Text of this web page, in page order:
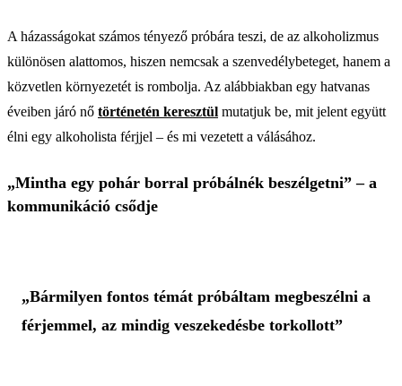
A házasságokat számos tényező próbára teszi, de az alkoholizmus
különösen alattomos, hiszen nemcsak a szenvedélybeteget, hanem a
közvetlen környezetét is rombolja. Az alábbiakban egy hatvanas
éveiben járó nő történetén keresztül mutatjuk be, mit jelent együtt
élni egy alkoholista férjjel – és mi vezetett a válásához.
„Mintha egy pohár borral próbálnék beszélgetni” – a
kommunikáció csődje
„Bármilyen fontos témát próbáltam megbeszélni a
férjemmel, az mindig veszekedésbe torkollott”